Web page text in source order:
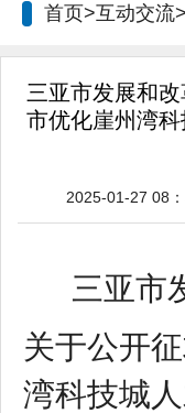
首页>互动交流>
三亚市发展和
市优化崖州湾
2025-01-27 08
三亚市
关于公开
湾科技城